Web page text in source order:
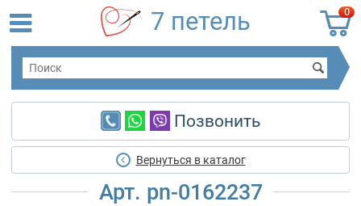
0
7 петель
Позвонить
Вернуться в каталог
Арт. pn-0162237